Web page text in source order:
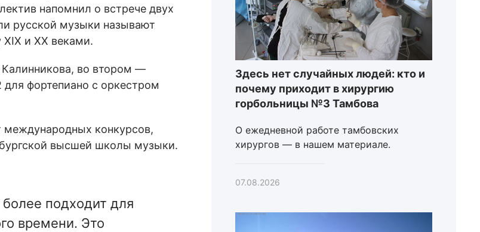
напомнил о встрече двух
русской музыки называют
и XX веками.
во втором —
фортепиано с оркестром
конкурсов,
высшей школы музыки.
подходит для
времени. Это
Здесь нет случайных людей: кто и
почему приходит в хирургию
горбольницы №3 Тамбова
О ежедневной работе тамбовских
хирургов — в нашем материале.
07.08.2026